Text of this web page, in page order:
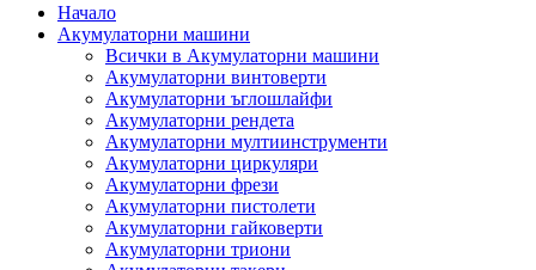
Начало
Акумулаторни машини
Всички в Акумулаторни машини
Акумулаторни винтоверти
Акумулаторни ъглошлайфи
Акумулаторни рендета
Акумулаторни мултиинструменти
Акумулаторни циркуляри
Акумулаторни фрези
Акумулаторни пистолети
Акумулаторни гайковерти
Акумулаторни триони